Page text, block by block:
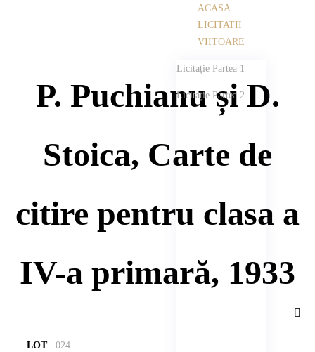
ACASA
LICITATII
VIITOARE
Licitație Partea 1
Licitație Partea 2
P. Puchianu și D.
Stoica, Carte de
citire pentru clasa a
IV-a primară, 1933
LOT: 024